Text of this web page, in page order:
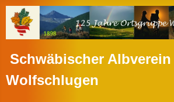
Schwäbischer Albverein
Wolfschlugen